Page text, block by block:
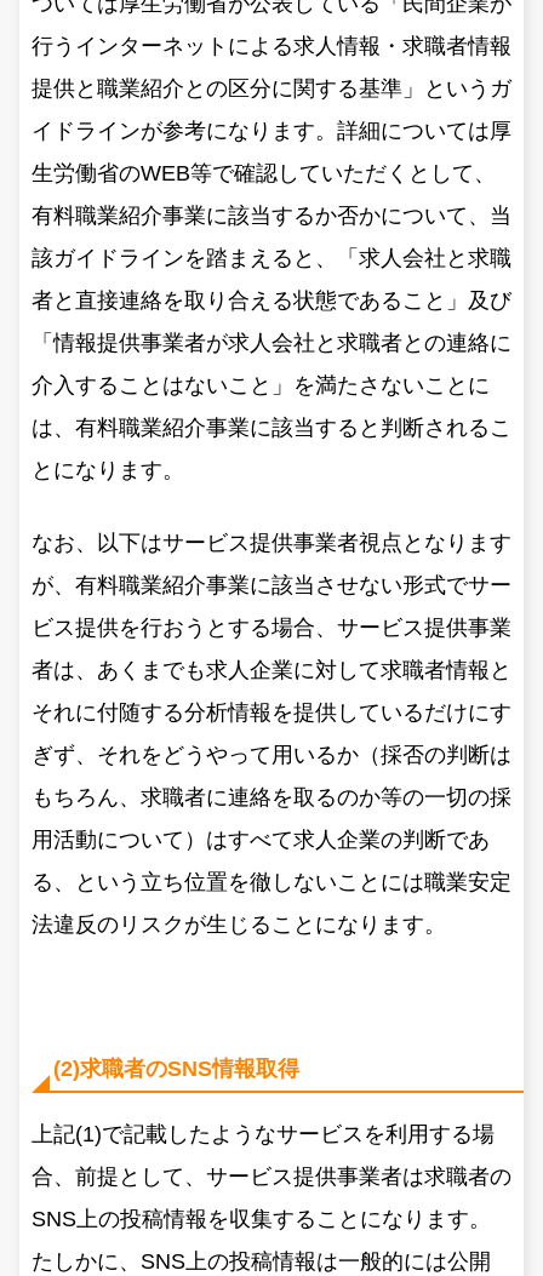
行うインターネットによる求人情報・求職者情報
提供と職業紹介との区分に関する基準」というガ
イドラインが参考になります。詳細については厚
生労働省のWEB等で確認していただくとして、
有料職業紹介事業に該当するか否かについて、当
該ガイドラインを踏まえると、「求人会社と求職
者と直接連絡を取り合える状態であること」及び
「情報提供事業者が求人会社と求職者との連絡に
介入することはないこと」を満たさないことに
は、有料職業紹介事業に該当すると判断されるこ
とになります。
なお、以下はサービス提供事業者視点となります
が、有料職業紹介事業に該当させない形式でサー
ビス提供を行おうとする場合、サービス提供事業
者は、あくまでも求人企業に対して求職者情報と
それに付随する分析情報を提供しているだけにす
ぎず、それをどうやって用いるか（採否の判断は
もちろん、求職者に連絡を取るのか等の一切の採
用活動について）はすべて求人企業の判断であ
る、という立ち位置を徹しないことには職業安定
法違反のリスクが生じることになります。
(2)求職者のSNS情報取得
上記(1)で記載したようなサービスを利用する場
合、前提として、サービス提供事業者は求職者の
SNS上の投稿情報を収集することになります。
たしかに、SNS上の投稿情報は一般的には公開